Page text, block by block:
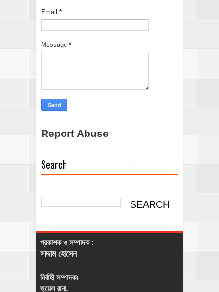
Email *
Message *
Report Abuse
Search
প্রকাশক ও সম্পাদক :
সাদ্দাম হোসেন
নির্বাহী সম্পাদকঃ
জুয়েল রানা,